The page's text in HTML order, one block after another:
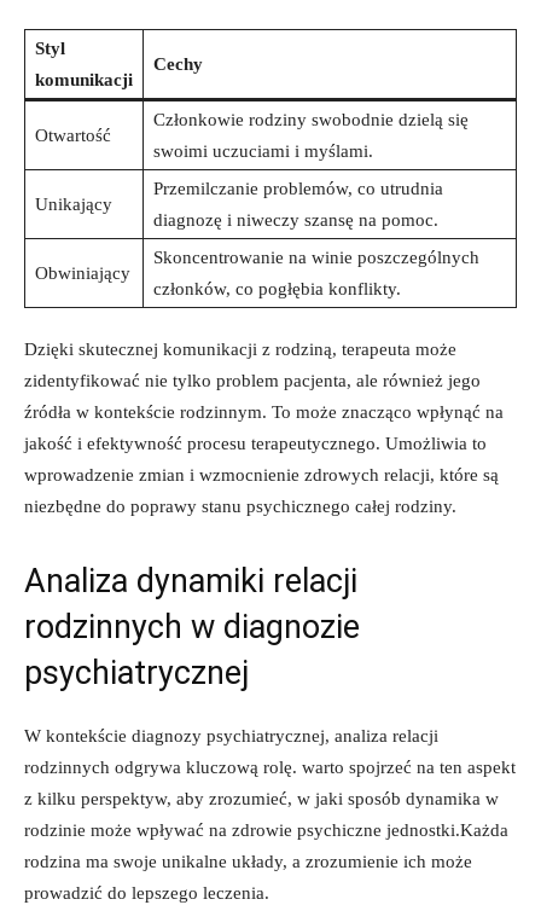
Styl⁢
komunikacji
Cechy
Otwartość
Członkowie⁤ rodziny ⁣swobodnie dzielą się‍
swoimi uczuciami i myślami.
Unikający
Przemilczanie problemów, co⁢ utrudnia
diagnozę i niweczy szansę na pomoc.
Obwiniający
Skoncentrowanie na winie poszczególnych
członków, co​ pogłębia konflikty.
Dzięki​ skutecznej komunikacji ⁢z rodziną,⁣ terapeuta może
zidentyfikować nie tylko⁢ problem pacjenta, ale również ​jego
źródła w kontekście rodzinnym. To może znacząco ⁢wpłynąć na
jakość‌ i efektywność procesu terapeutycznego. ‌Umożliwia to
wprowadzenie ⁣zmian i wzmocnienie zdrowych relacji, ​które⁤ są
niezbędne do poprawy stanu psychicznego całej⁤ rodziny.
Analiza dynamiki relacji
rodzinnych w diagnozie
psychiatrycznej
W kontekście diagnozy psychiatrycznej, ​analiza⁢ relacji
rodzinnych‌ odgrywa ‌kluczową rolę. warto ‍spojrzeć na⁢ ten​ aspekt
z ⁣kilku ‌perspektyw, aby zrozumieć, ⁤w jaki sposób dynamika w⁣
rodzinie​ może⁣ wpływać na zdrowie psychiczne jednostki.Każda
rodzina ma swoje unikalne układy, a ⁢zrozumienie ich może‍
prowadzić⁣ do lepszego leczenia.